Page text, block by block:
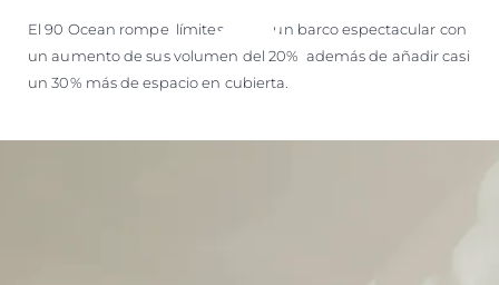
El 90 Ocean rompe límites y crea un barco espectacular con
un aumento de sus volumen del 20% además de añadir casi
un 30% más de espacio en cubierta.